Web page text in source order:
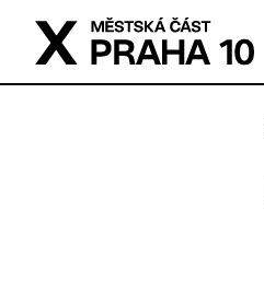
Přejít na hlavní obsah